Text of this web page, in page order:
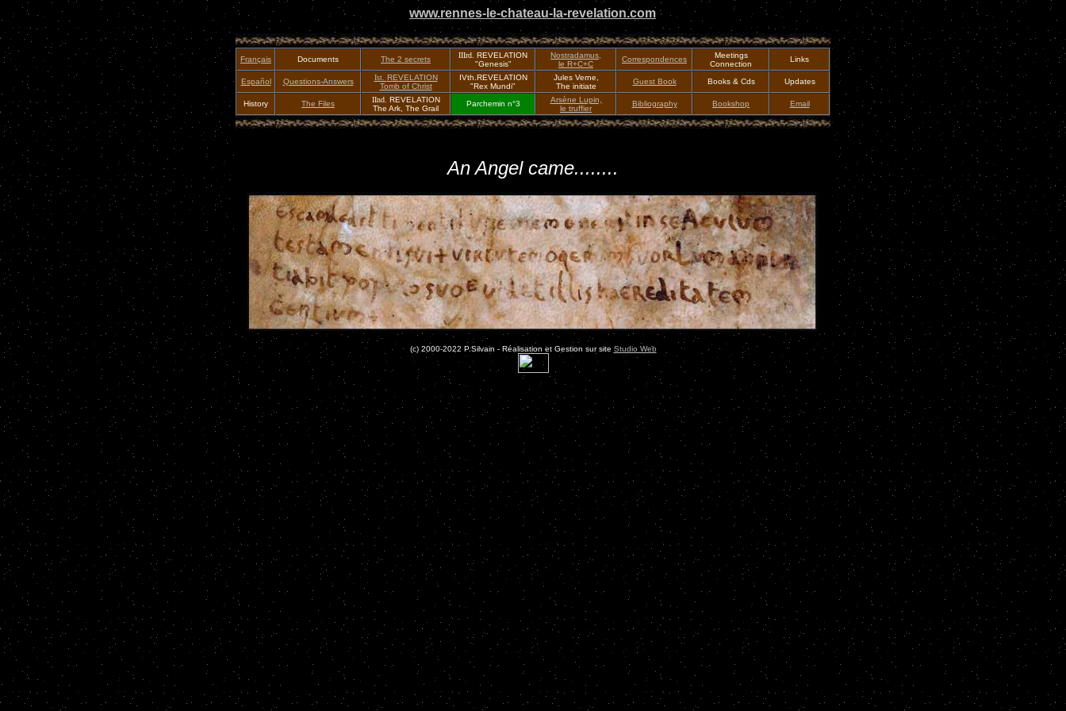
www.rennes-le-chateau-la-revelation.com
Français Documents The 2 secrets IIIrd. REVELATION
"Genesis"
Nostradamus,
le R+C+C
Correspondences
Meetings
Connection
Links
Español Questions-Answers Ist. REVELATION
Tomb of Christ
IVth.REVELATION
"Rex Mundi"
Jules Verne,
The initiate
Guest Book Books & Cds Updates
History The Files IInd. REVELATION
The Ark, The Grail
Parchemin n°3
Arsène Lupin,
le truffier
Bibliography Bookshop Email
An Angel came........
(c) 2000-2022 P.Silvain - Réalisation et Gestion sur site Studio Web